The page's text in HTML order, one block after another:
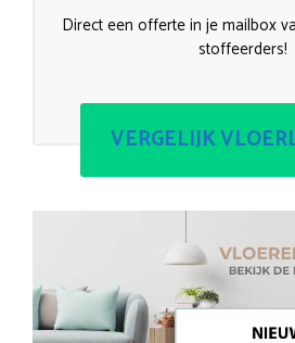
Direct een offerte in je mailbox
stoffeerders!
VERGELIJK